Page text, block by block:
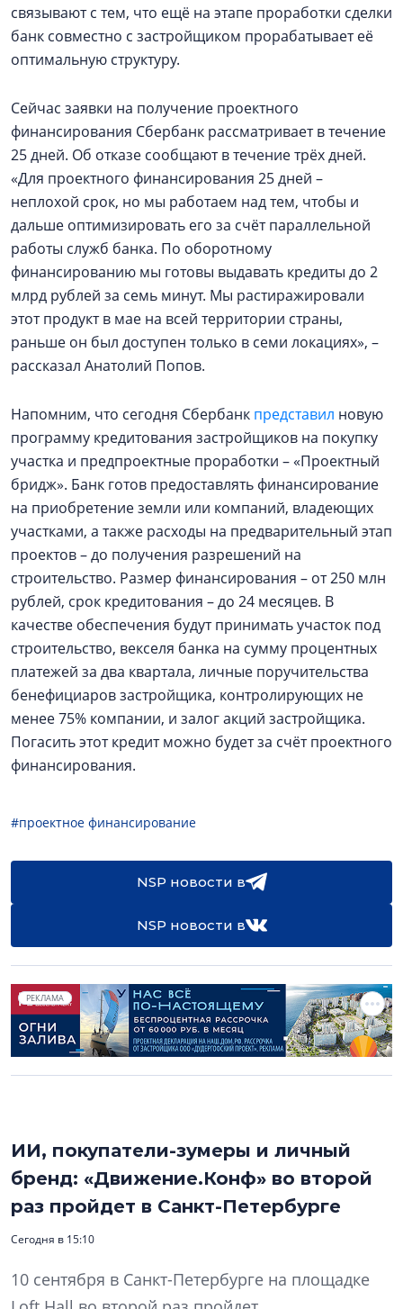
связывают с тем, что ещё на этапе проработки сделки
банк совместно с застройщиком прорабатывает её
оптимальную структуру.
Сейчас заявки на получение проектного
финансирования Сбербанк рассматривает в течение
25 дней. Об отказе сообщают в течение трёх дней.
«Для проектного финансирования 25 дней –
неплохой срок, но мы работаем над тем, чтобы и
дальше оптимизировать его за счёт параллельной
работы служб банка. По оборотному
финансированию мы готовы выдавать кредиты до 2
млрд рублей за семь минут. Мы растиражировали
этот продукт в мае на всей территории страны,
раньше он был доступен только в семи локациях», –
рассказал Анатолий Попов.
Напомним, что сегодня Сбербанк представил новую
программу кредитования застройщиков на покупку
участка и предпроектные проработки – «Проектный
бридж». Банк готов предоставлять финансирование
на приобретение земли или компаний, владеющих
участками, а также расходы на предварительный этап
проектов – до получения разрешений на
строительство. Размер финансирования – от 250 млн
рублей, срок кредитования – до 24 месяцев. В
качестве обеспечения будут принимать участок под
строительство, векселя банка на сумму процентных
платежей за два квартала, личные поручительства
бенефициаров застройщика, контролирующих не
менее 75% компании, и залог акций застройщика.
Погасить этот кредит можно будет за счёт проектного
финансирования.
#проектное финансирование
NSP новости в
NSP новости в
РЕКЛАМА
ИИ, покупатели-зумеры и личный
бренд: «Движение.Конф» во второй
раз пройдет в Санкт-Петербурге
Сегодня в 15:10
10 сентября в Санкт-Петербурге на площадке